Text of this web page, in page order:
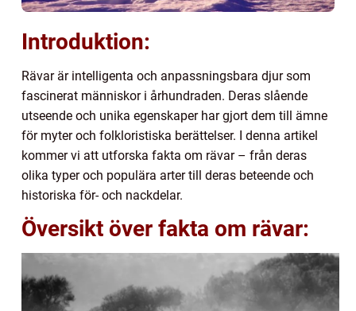
Introduktion:
Rävar är intelligenta och anpassningsbara djur som
fascinerat människor i århundraden. Deras slående
utseende och unika egenskaper har gjort dem till ämne
för myter och folkloristiska berättelser. I denna artikel
kommer vi att utforska fakta om rävar – från deras
olika typer och populära arter till deras beteende och
historiska för- och nackdelar.
Översikt över fakta om rävar: